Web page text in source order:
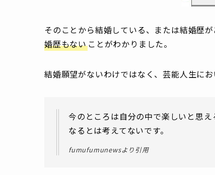
そのことから結婚している、または結婚歴
婚歴もないことがわかりました。
結婚願望がないわけではなく、芸能人生にお
今のところは自分の中で楽しいと思
なるとは考えてないです。
fumufumunewsより引用